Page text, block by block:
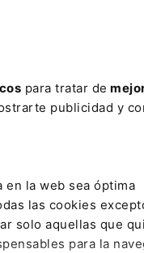
para tratar de
publicidad y
en la web sea óptima
las cookies
solo aquellas que
para la
JUAN JOSÉ CORTÉS VÉLEZ